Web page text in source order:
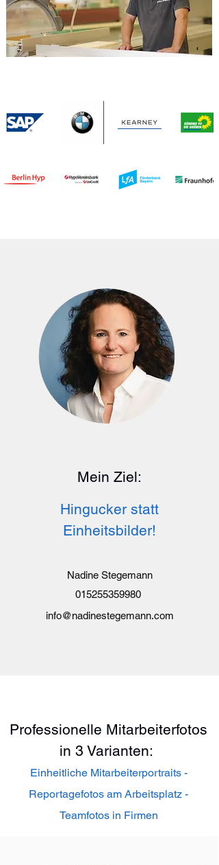
Mein Ziel:
Hingucker statt
Einheitsbilder!
Nadine Stegemann
015255359980
info@nadinestegemann.com
Professionelle Mitarbeiterfotos
in 3 Varianten:
Einheitliche Mitarbeiterportraits -
Reportagefotos am Arbeitsplatz -
Teamfotos in Firmen